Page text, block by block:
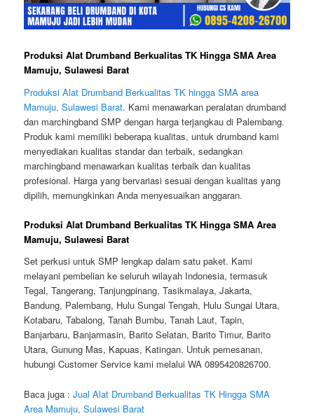
Produksi Alat Drumband Berkualitas TK Hingga SMA Area
Mamuju, Sulawesi Barat
Produksi Alat Drumband Berkualitas TK hingga SMA area
Mamuju, Sulawesi Barat. Kami menawarkan peralatan drumband
dan marchingband SMP dengan harga terjangkau di Palembang.
Produk kami memiliki beberapa kualitas, untuk drumband kami
menyediakan kualitas standar dan terbaik, sedangkan
marchingband menawarkan kualitas terbaik dan kualitas
profesional. Harga yang bervariasi sesuai dengan kualitas yang
dipilih, memungkinkan Anda menyesuaikan anggaran.
Produksi Alat Drumband Berkualitas TK Hingga SMA Area
Mamuju, Sulawesi Barat
Set perkusi untuk SMP lengkap dalam satu paket. Kami
melayani pembelian ke seluruh wilayah Indonesia, termasuk
Tegal, Tangerang, Tanjungpinang, Tasikmalaya, Jakarta,
Bandung, Palembang, Hulu Sungai Tengah, Hulu Sungai Utara,
Kotabaru, Tabalong, Tanah Bumbu, Tanah Laut, Tapin,
Banjarbaru, Banjarmasin, Barito Selatan, Barito Timur, Barito
Utara, Gunung Mas, Kapuas, Katingan. Untuk pemesanan,
hubungi Customer Service kami melalui WA 0895420826700.
Baca juga :Jual Alat Drumband Berkualitas TK Hingga SMA
Area Mamuju, Sulawesi Barat